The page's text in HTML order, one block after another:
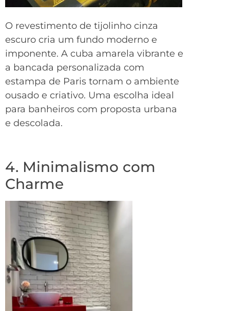
O revestimento de tijolinho cinza
escuro cria um fundo moderno e
imponente. A cuba amarela vibrante e
a bancada personalizada com
estampa de Paris tornam o ambiente
ousado e criativo. Uma escolha ideal
para banheiros com proposta urbana
e descolada.
4. Minimalismo com
Charme